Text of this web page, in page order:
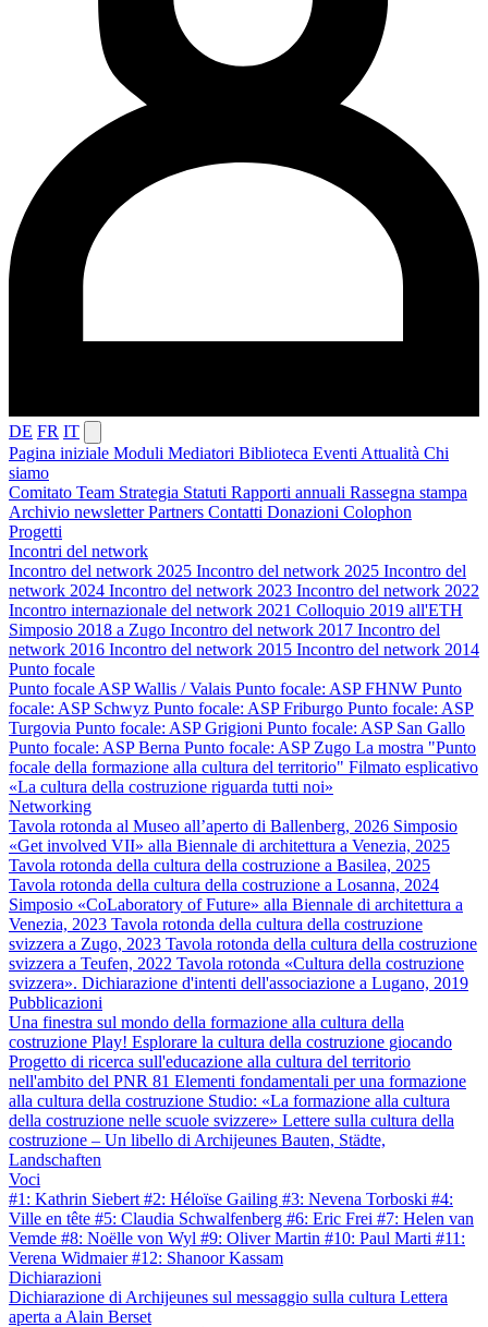
DE FR IT
Pagina iniziale Moduli Mediatori Biblioteca Eventi Attualità Chi
siamo
Comitato Team Strategia Statuti Rapporti annuali Rassegna stampa
Archivio newsletterPartners Contatti Donazioni Colophon
Progetti
Incontri del network
Incontro del network 2025 Incontro del network 2025 Incontro del
network 2024 Incontro del network 2023 Incontro del network 2022
Incontro internazionale del network 2021 Colloquio 2019 all'ETH
Simposio 2018 a Zugo Incontro del network 2017 Incontro del
network 2016 Incontro del network 2015 Incontro del network 2014
Punto focale
Punto focale ASP Wallis / Valais Punto focale: ASP FHNW Punto
focale: ASP Schwyz Punto focale: ASP Friburgo Punto focale: ASP
Turgovia Punto focale: ASP Grigioni Punto focale: ASP San Gallo
Punto focale: ASP Berna Punto focale: ASP Zugo La mostra "Punto
focale della formazione alla cultura del territorio" Filmato esplicativo
«La cultura della costruzione riguarda tutti noi»
Networking
Tavola rotonda al Museo all’aperto di Ballenberg, 2026 Simposio
«Get involved VII» alla Biennale di architettura a Venezia, 2025
Tavola rotonda della cultura della costruzione a Basilea, 2025
Tavola rotonda della cultura della costruzione a Losanna, 2024
Simposio «CoLaboratory of Future» alla Biennale di architettura a
Venezia, 2023 Tavola rotonda della cultura della costruzione
svizzera a Zugo, 2023 Tavola rotonda della cultura della costruzione
svizzera a Teufen, 2022 Tavola rotonda «Cultura della costruzione
svizzera». Dichiarazione d'intenti dell'associazione a Lugano, 2019
Pubblicazioni
Una finestra sul mondo della formazione alla cultura della
costruzione Play! Esplorare la cultura della costruzione giocando
Progetto di ricerca sull'educazione alla cultura del territorio
nell'ambito del PNR 81 Elementi fondamentali per una formazione
alla cultura della costruzione Studio: «La formazione alla cultura
della costruzione nelle scuole svizzere» Lettere sulla cultura della
costruzione – Un libello di Archijeunes Bauten, Städte,
Landschaften
Voci
#1: Kathrin Siebert #2: Héloïse Gailing #3: Nevena Torboski #4:
Ville en tête #5: Claudia Schwalfenberg #6: Eric Frei #7: Helen van
Vemde #8: Noëlle von Wyl #9: Oliver Martin #10: Paul Marti #11:
Verena Widmaier#12: Shanoor Kassam
Dichiarazioni
Dichiarazione di Archijeunes sul messaggio sulla cultura Lettera
aperta a Alain Berset